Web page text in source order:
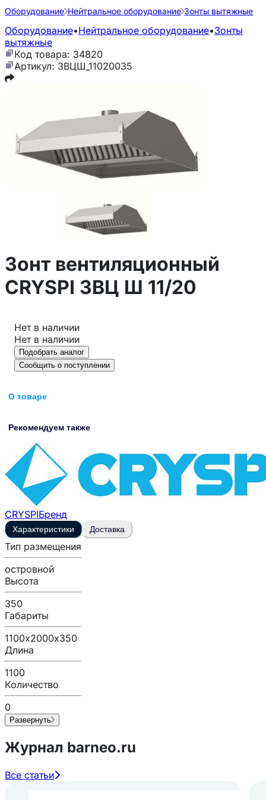
Оборудование Нейтральное оборудование Зонты вытяжные
Оборудование•Нейтральное оборудование•Зонты
вытяжные
Код товара: 34820
Артикул: ЗВЦШ_11020035
Зонт вентиляционный
CRYSPI ЗВЦ Ш 11/20
Нет в наличии
Нет в наличии
Подобрать аналог
Сообщить о поступлении
О товаре
Рекомендуем также
CRYSPIБренд
Характеристики Доставка
Тип размещения
островной
Высота
350
Габариты
1100х2000х350
Длина
1100
Количество
0
Развернуть
Журнал barneo.ru
Все статьи